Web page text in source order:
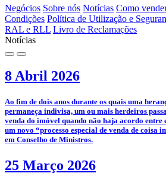
Negócios Sobre nós Notícias Como
Condições Política de Utilização e
RAL e RLL Livro de Reclamações
Notícias
8 Abril 2026
­Ao fim de dois anos durante os quais uma
permaneça indivisa, um ou mais herdeiros
venda do imóvel quando não haja acordo entre
um novo “processo especial de venda de coisa
em Conselho de Ministros.
25 Março 2026